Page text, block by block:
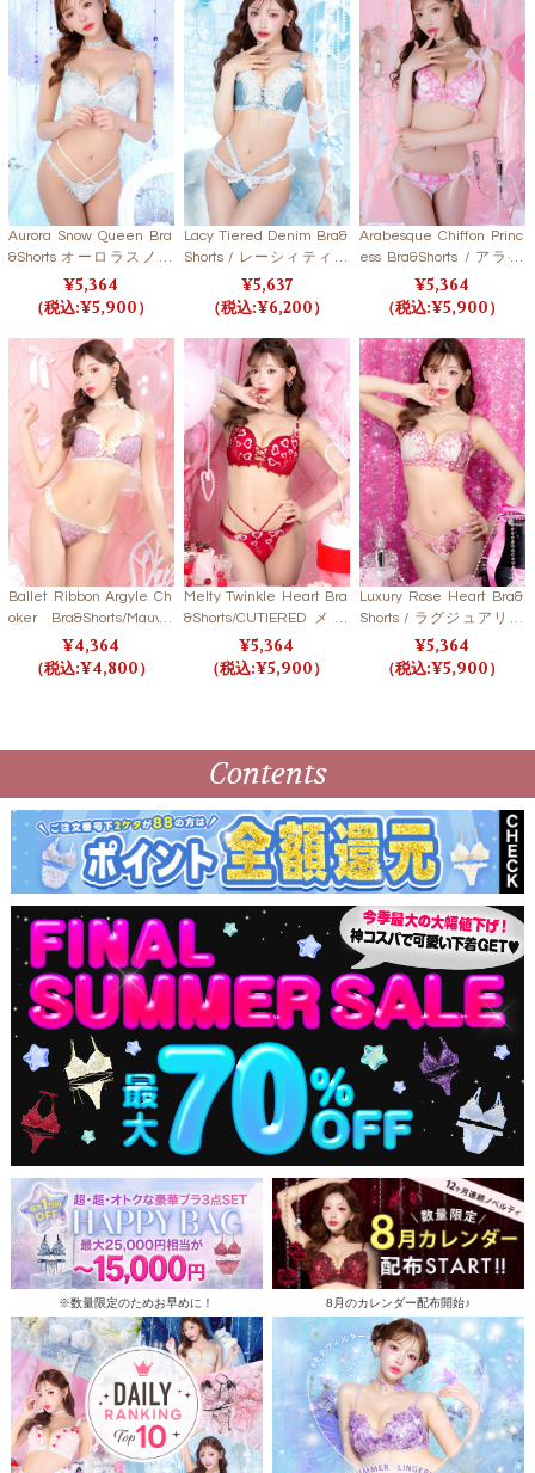
Aurora Snow Queen Bra
&Shorts オーロラスノー
クイーンブラ＆ショーツ
【LB5500】
5,364
5,900
Lacy Tiered Denim Bra&
Shorts / レーシィティア
ードデニムブラ＆ショー
ツ【LB5500】
5,637
6,200
Arabesque Chiffon Princ
ess Bra&Shorts / アラベ
スクシフォンプリンセス
ブラ＆ショーツ【LB550
5,364
5,900
Ballet Ribbon Argyle Ch
oker Bra&Shorts/Mauve
Pink バレエリボンアーガ
イルブラ＆ショーツ/モー
4,364
4,800
Melty Twinkle Heart Bra
&Shorts/CUTIERED メル
ティトゥインクルハート
ブラ＆ショーツ/キューテ
5,364
5,900
Luxury Rose Heart Bra&
Shorts / ラグジュアリー
ローズハートブラ＆ショ
ーツ 【LB5500】
5,364
5,900
Contents
※数量限定のためお早めに！ 8月のカレンダー配布開始♪